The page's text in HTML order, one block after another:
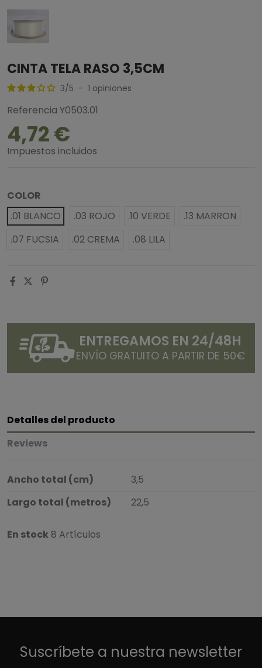
CINTA TELA RASO 3,5CM
3/5 - 1 opiniones
Referencia Y0503.01
4,72 €
Impuestos incluidos
COLOR
.01 BLANCO
.03 ROJO .10 VERDE
.13 MARRON
.07 FUCSIA
.02 CREMA .08 LILA
ENTREGAMOS EN 24/48H
ENVÍO GRATUITO A PARTIR DE 50€
Detalles del producto
Reviews
Ancho total (cm)
3,5
Largo total (metros)
22,5
En stock 8 Artículos
5estrellas
Suscríbete a nuestra newsletter